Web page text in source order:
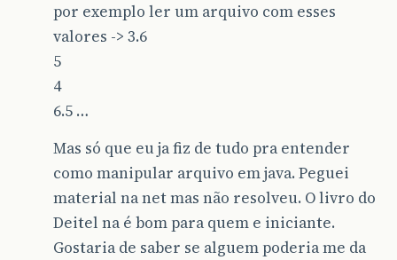
por exemplo ler um arquivo com esses
valores -> 3.6
5
4
6.5 …
Mas só que eu ja fiz de tudo pra entender
como manipular arquivo em java. Peguei
material na net mas não resolveu. O livro do
Deitel na é bom para quem e iniciante.
Gostaria de saber se alguem poderia me da